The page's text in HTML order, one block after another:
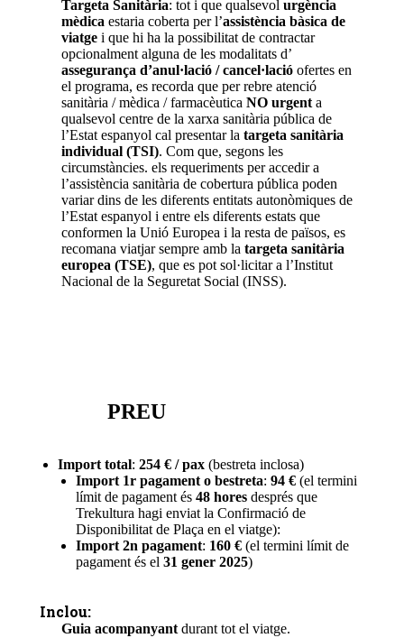
Targeta Sanitària: tot i que qualsevol urgència
mèdica estaria coberta per l’assistència bàsica de
viatge i que hi ha la possibilitat de contractar
opcionalment alguna de les modalitats d’
assegurança d’anul·lació / cancel·lació ofertes en
el programa, es recorda que per rebre atenció
sanitària / mèdica / farmacèutica NO urgent a
qualsevol centre de la xarxa sanitària pública de
l’Estat espanyol cal presentar la targeta sanitària
individual (TSI). Com que, segons les
circumstàncies. els requeriments per accedir a
l’assistència sanitària de cobertura pública poden
variar dins de les diferents entitats autonòmiques de
l’Estat espanyol i entre els diferents estats que
conformen la Unió Europea i la resta de països, es
recomana viatjar sempre amb la targeta sanitària
europea (TSE), que es pot sol·licitar a l’Institut
Nacional de la Seguretat Social (INSS).
PREU
Import total: 254 € / pax (bestreta inclosa)
Import 1r pagament o bestreta: 94 € (el termini
límit de pagament és 48 hores després que
Trekultura hagi enviat la Confirmació de
Disponibilitat de Plaça en el viatge):
Import 2n pagament: 160 € (el termini límit de
pagament és el 31 gener 2025)
Inclou:
Guia acompanyant durant tot el viatge.